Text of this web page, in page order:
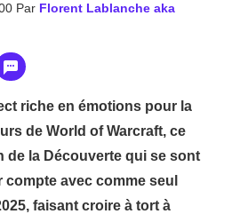
Par Florent Lablanche aka
riche en émotions pour la
de World of Warcraft, ce
de la Découverte qui se sont
avec comme seul
faisant croire à tort à